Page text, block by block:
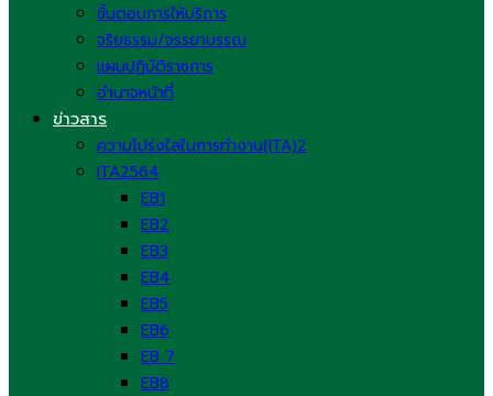
ขั้นตอนการให้บริการ
จริยธรรม/จรรยาบรรณ
แผนปฏิบัติราชการ
อำนาจหน้าที่
ข่าวสาร
ความโปร่งใสในการทำงาน(ITA)2
ITA2564
EB1
EB2
EB3
EB4
EB5
EB6
EB 7
EB8